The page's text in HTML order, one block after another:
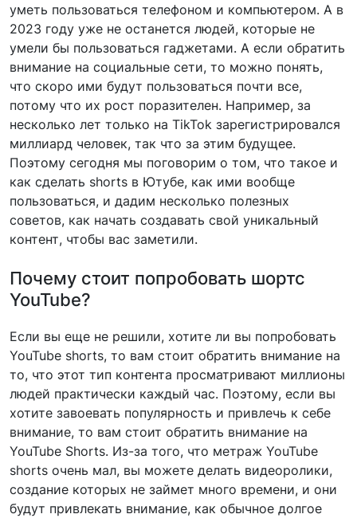
уметь пользоваться телефоном и компьютером. А в
2023 году уже не останется людей, которые не
умели бы пользоваться гаджетами. А если обратить
внимание на социальные сети, то можно понять,
что скоро ими будут пользоваться почти все,
потому что их рост поразителен. Например, за
несколько лет только на TikTok зарегистрировался
миллиард человек, так что за этим будущее.
Поэтому сегодня мы поговорим о том, что такое и
как сделать shorts в Ютубе, как ими вообще
пользоваться, и дадим несколько полезных
советов, как начать создавать свой уникальный
контент, чтобы вас заметили.
Почему стоит попробовать шортс
YouTube?
Если вы еще не решили, хотите ли вы попробовать
YouTube shorts, то вам стоит обратить внимание на
то, что этот тип контента просматривают миллионы
людей практически каждый час. Поэтому, если вы
хотите завоевать популярность и привлечь к себе
внимание, то вам стоит обратить внимание на
YouTube Shorts. Из-за того, что метраж YouTube
shorts очень мал, вы можете делать видеоролики,
создание которых не займет много времени, и они
будут привлекать внимание, как обычное долгое